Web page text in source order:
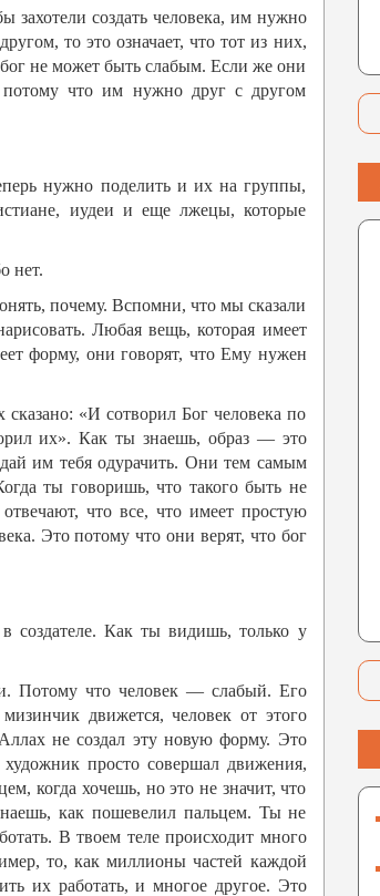
создать человека, им нужно
то это означает, что тот из них,
не может быть слабым. Если же они
потому что им нужно друг с другом
нужно поделить и их на группы,
иудеи и еще лжецы, которые
нет.
почему. Вспомни, что мы сказали
Любая вещь, которая имеет
форму, они говорят, что Ему нужен
«И сотворил Бог человека по
их». Как ты знаешь, образ — это
им тебя одурачить. Они тем самым
ты говоришь, что такого быть не
что все, что имеет простую
Это потому что они верят, что бог
создателе. Как ты видишь, только у
Потому что человек — слабый. Его
движется, человек от этого
не создал эту новую форму. Это
просто совершал движения,
когда хочешь, но это не значит, что
как пошевелил пальцем. Ты не
В твоем теле происходит много
то, как миллионы частей каждой
их работать, и многое другое. Это